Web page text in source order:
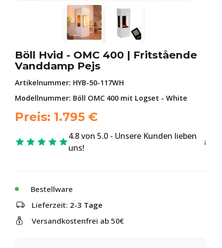
Böll Hvid - OMC 400 | Fritstående
Vanddamp Pejs
Artikelnummer: HYB-50-117WH
Modellnummer: Böll OMC 400 mit Logset - White
Preis: 1.795 €
4.8 von 5.0 - Unsere Kunden lieben
uns!
Bestellware
Lieferzeit: 2-3 Tage
Versandkostenfrei ab 50€